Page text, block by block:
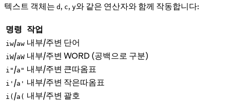
텍스트 객체는 d , c, y와 같은 연산자와 함께 작동합니다:
명령 작업
iw/aw 내부/주변 단어
iW/aW 내부/주변 WORD (공백으로 구분)
i" /a" 내부/주변 큰따옴표
i' /a' 내부/주변 작은따옴표
i( /a( 내부/주변 괄호